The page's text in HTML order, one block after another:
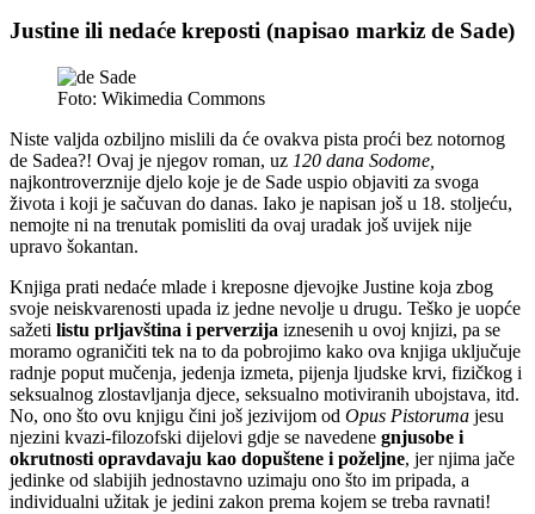
Justine ili nedaće kreposti (napisao markiz de Sade)
Foto: Wikimedia Commons
Niste valjda ozbiljno mislili da će ovakva pista proći bez notornog
de Sadea?! Ovaj je njegov roman, uz 120 dana Sodome,
najkontroverznije djelo koje je de Sade uspio objaviti za svoga
života i koji je sačuvan do danas. Iako je napisan još u 18. stoljeću,
nemojte ni na trenutak pomisliti da ovaj uradak još uvijek nije
upravo šokantan.
Knjiga prati nedaće mlade i kreposne djevojke Justine koja zbog
svoje neiskvarenosti upada iz jedne nevolje u drugu. Teško je uopće
sažeti listu prljavština i perverzija iznesenih u ovoj knjizi, pa se
moramo ograničiti tek na to da pobrojimo kako ova knjiga uključuje
radnje poput mučenja, jedenja izmeta, pijenja ljudske krvi, fizičkog i
seksualnog zlostavljanja djece, seksualno motiviranih ubojstava, itd.
No, ono što ovu knjigu čini još jezivijom od Opus Pistoruma jesu
njezini kvazi-filozofski dijelovi gdje se navedene gnjusobe i
okrutnosti opravdavaju kao dopuštene i poželjne, jer njima jače
jedinke od slabijih jednostavno uzimaju ono što im pripada, a
individualni užitak je jedini zakon prema kojem se treba ravnati!